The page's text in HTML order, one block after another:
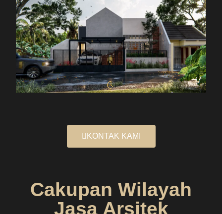
KONTAK KAMI
Cakupan Wilayah
Jasa Arsitek